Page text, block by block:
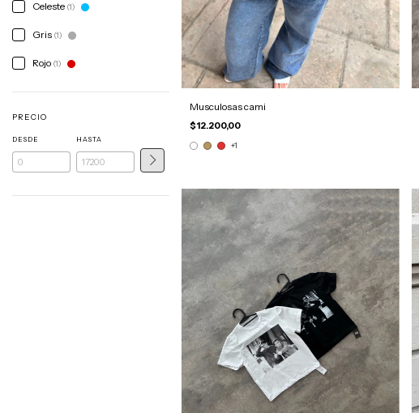
Celeste (1)
Gris (1)
Rojo (1)
PRECIO
DESDE HASTA
Musculosas cami
$12.200,00
+1